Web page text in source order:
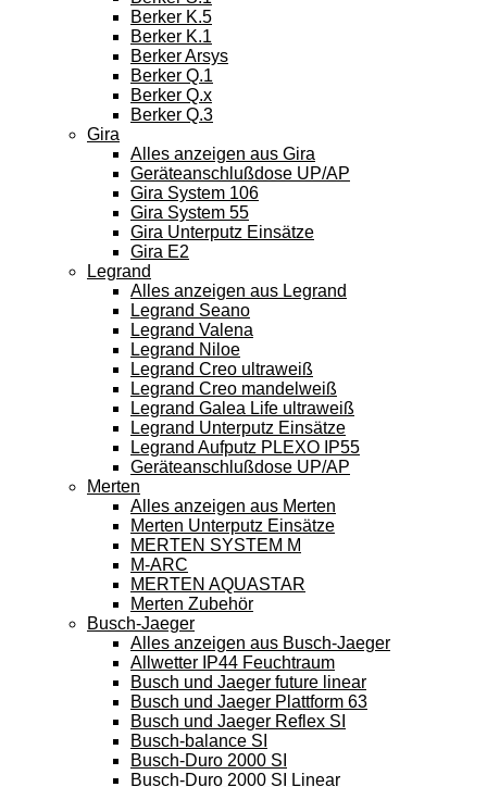
Berker K.5
Berker K.1
Berker Arsys
Berker Q.1
Berker Q.x
Berker Q.3
Gira
Alles anzeigen aus Gira
Geräteanschlußdose UP/AP
Gira System 106
Gira System 55
Gira Unterputz Einsätze
Gira E2
Legrand
Alles anzeigen aus Legrand
Legrand Seano
Legrand Valena
Legrand Niloe
Legrand Creo ultraweiß
Legrand Creo mandelweiß
Legrand Galea Life ultraweiß
Legrand Unterputz Einsätze
Legrand Aufputz PLEXO IP55
Geräteanschlußdose UP/AP
Merten
Alles anzeigen aus Merten
Merten Unterputz Einsätze
MERTEN SYSTEM M
M-ARC
MERTEN AQUASTAR
Merten Zubehör
Busch-Jaeger
Alles anzeigen aus Busch-Jaeger
Allwetter IP44 Feuchtraum
Busch und Jaeger future linear
Busch und Jaeger Plattform 63
Busch und Jaeger Reflex SI
Busch-balance SI
Busch-Duro 2000 SI
Busch-Duro 2000 SI Linear